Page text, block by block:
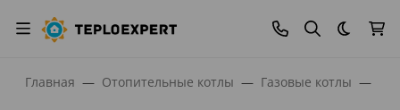
Темная
Главная Отопительные котлы Газовые котлы